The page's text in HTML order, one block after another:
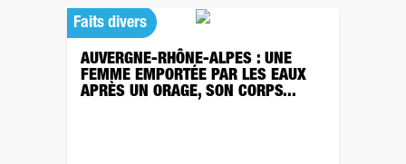
Faits divers
AUVERGNE-RHÔNE-ALPES : UNE
FEMME EMPORTÉE PAR LES EAUX
APRÈS UN ORAGE, SON CORPS...